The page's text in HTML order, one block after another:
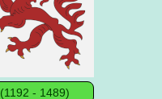
- 1489)